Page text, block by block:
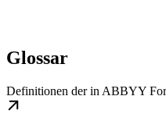
Glossar
Definitionen der in ABBYY